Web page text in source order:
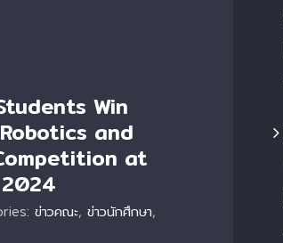
Win
and
at
ข่าวคณะ, ข่าวนักศึกษา,